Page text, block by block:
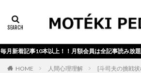
新着記事10本以上！！月額会員は全記事読み放題！！
HOME 人間心理理解 [斗司夫の挑戦